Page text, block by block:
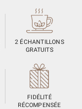
2 ÉCHANTILLONS
GRATUITS
FIDÉLITÉ
RÉCOMPENSÉE